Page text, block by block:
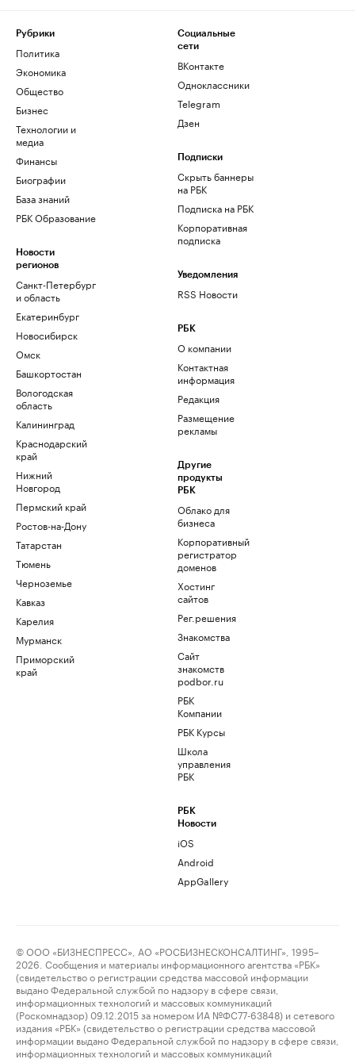
Рубрики
Политика
Экономика
Общество
Бизнес
Технологии и
медиа
Финансы
Биографии
База знаний
РБК Образование
Новости
регионов
Санкт-Петербург
и область
Екатеринбург
Новосибирск
Омск
Башкортостан
Вологодская
область
Калининград
Краснодарский
край
Нижний
Новгород
Пермский край
Ростов-на-Дону
Татарстан
Тюмень
Черноземье
Кавказ
Карелия
Мурманск
Приморский
край
Социальные
сети
ВКонтакте
Одноклассники
Telegram
Дзен
Подписки
Скрыть баннеры
на РБК
Подписка на РБК
Корпоративная
подписка
Уведомления
RSS Новости
РБК
О компании
Контактная
информация
Редакция
Размещение
рекламы
Другие
продукты
РБК
Облако для
бизнеса
Корпоративный
регистратор
доменов
Хостинг
сайтов
Рег.решения
Знакомства
Сайт
знакомств
podbor.ru
РБК
Компании
РБК Курсы
Школа
управления
РБК
РБК
Новости
iOS
Android
AppGallery
© ООО «БИЗНЕСПРЕСС», АО «РОСБИЗНЕСКОНСАЛТИНГ», 1995–
2026. Сообщения и материалы информационного агентства «РБК»
(свидетельство о регистрации средства массовой информации
выдано Федеральной службой по надзору в сфере связи,
информационных технологий и массовых коммуникаций
(Роскомнадзор) 09.12.2015 за номером ИА №ФС77-63848) и сетевого
издания «РБК» (свидетельство о регистрации средства массовой
информации выдано Федеральной службой по надзору в сфере связи,
информационных технологий и массовых коммуникаций